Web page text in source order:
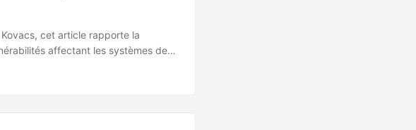
cet article rapporte la
affectant les systèmes de
Les résultats ont été présentés